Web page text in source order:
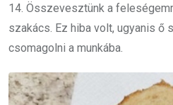
14. Összevesztünk a
szakács. Ez hiba volt, ugyanis ő
csomagolni a munkába.